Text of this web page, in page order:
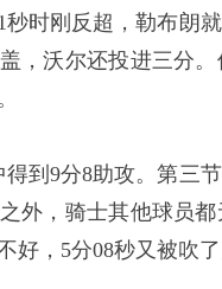
秒时刚反超，勒布朗
，沃尔还投进三分
得到9分8助攻。第三
外，骑士其他球员
好，5分08秒又被吹了